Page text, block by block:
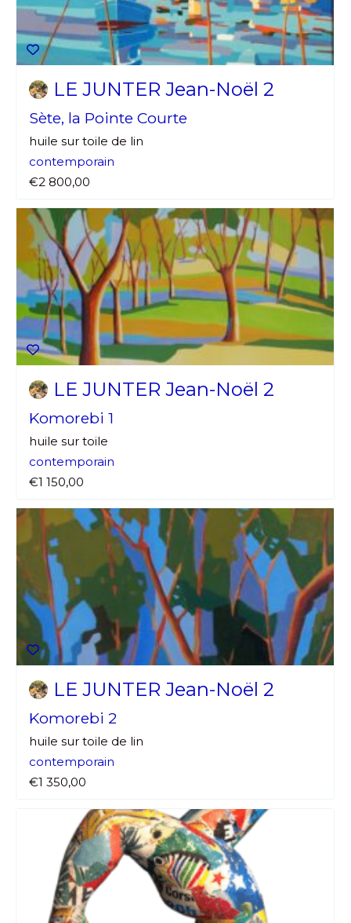
LE JUNTER Jean-Noël 2
Sète, la Pointe Courte
huile sur toile de lin
contemporain
€2 800,00
LE JUNTER Jean-Noël 2
Komorebi 1
huile sur toile
contemporain
€1 150,00
LE JUNTER Jean-Noël 2
Komorebi 2
huile sur toile de lin
contemporain
€1 350,00